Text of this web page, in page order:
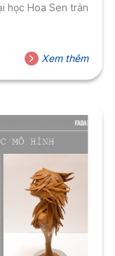
học Hoa Sen trân
Xem thêm